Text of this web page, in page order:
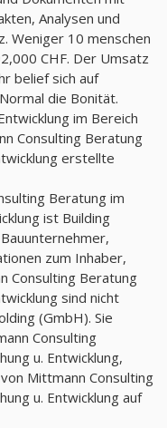
Analysen und
Weniger 10 menschen
CHF. Der Umsatz
belief sich auf
die Bonität.
im Bereich
Consulting Beratung
erstellte
Beratung im
ist Building
zum Inhaber,
Consulting Beratung
sind nicht
(GmbH). Sie
Consulting
u. Entwicklung,
Mittmann Consulting
u. Entwicklung auf